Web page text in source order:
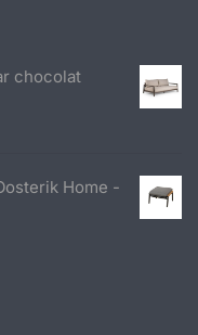
chocolat
Home -